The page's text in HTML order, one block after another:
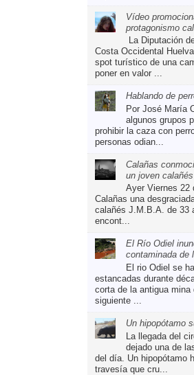
Vídeo
protagonismo
La Diputación
Costa Occidental
spot turístico de una
poner en valor ...
Hablando de
Por José María
algunos grupos
prohibir la caza con
personas odian...
Calañas
un joven calañés
Ayer Viernes 22
Calañas una
calañés J.M.B.A. de 33
encont...
El Río Odiel
contaminada de
El rio Odiel se
estancadas durante
corta de la antigua mina
siguiente ...
Un hipopótamo
La llegada del
dejado una de
del día. Un hipopótamo
travesía que cru...